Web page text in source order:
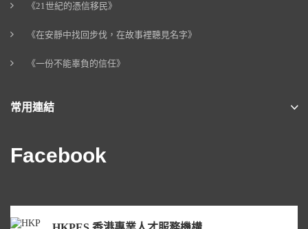
《21世紀的憑信移民》
《在安靜中找回步伐，在故事裡聽見名字》
《一份不能辜負的信任》
常用連結
Facebook